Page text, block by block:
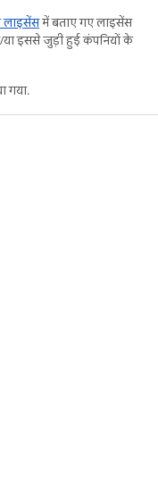
लाइसेंसमें बताए गए लाइसेंस
इससे जुड़ी हुई कंपनियों के
गया.